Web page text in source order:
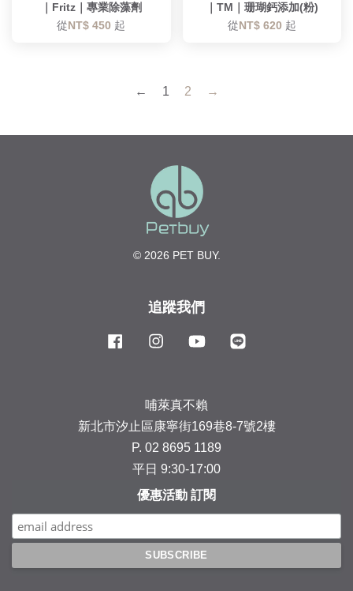
｜Fritz｜專業除藻劑
從NT$ 450 起
｜TM｜珊瑚鈣添加(粉)
從NT$ 620 起
← 1 2 →
© 2026 PET BUY.
追蹤我們
Facebook Instagram YouTube
哺萊真不賴
新北市汐止區康寧街169巷8-7號2樓
P. 02 8695 1189
平日 9:30-17:00
優惠活動 訂閱